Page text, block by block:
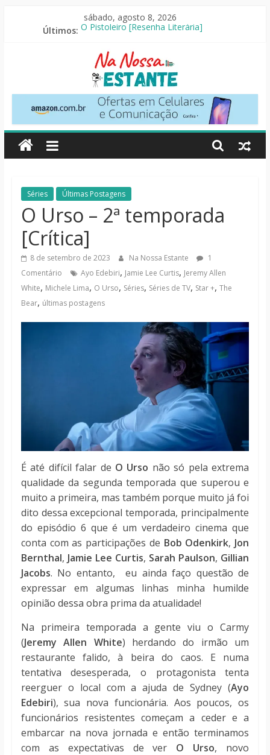
sábado, agosto 8, 2026
Últimos: O Pistoleiro [Resenha Literária]
Mestres do Universo [Crtítica]
Slow Horses – 3ª Temporada [Crítica]
Seus Amigos e Vizinhos [Crítica]
Na
Nossa
Estante
Críticas
livros,
filmes,
séries
Séries Últimas Postagens
O Urso – 2ª temporada
[Crítica]
8 de setembro de 2023 Na Nossa Estante
1
Comentário
Ayo Edebiri, Jamie Lee Curtis, Jeremy Allen
White, Michele Lima, O Urso, Séries, Séries de TV, Star +, The
Bear, últimas postagens
É até difícil falar de O Urso não só pela extrema
qualidade da segunda temporada que superou e
muito a primeira, mas também porque muito já foi
dito dessa excepcional temporada, principalmente
do episódio 6 que é um verdadeiro cinema que
conta com as participações de Bob Odenkirk, Jon
Bernthal, Jamie Lee Curtis, Sarah Paulson, Gillian
Jacobs. No entanto, eu ainda faço questão de
expressar em algumas linhas minha humilde
opinião dessa obra prima da atualidade!
Na primeira temporada a gente viu o Carmy
(Jeremy Allen White) herdando do irmão um
restaurante falido, à beira do caos. E numa
tentativa desesperada, o protagonista tenta
reerguer o local com a ajuda de Sydney (Ayo
Edebiri), sua nova funcionária. Aos poucos, os
funcionários resistentes começam a ceder e a
embarcar na nova jornada e então terminamos
com as expectativas de ver O Urso, novo